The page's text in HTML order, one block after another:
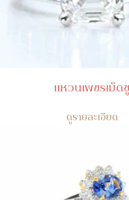
แหวนเพชรเม็ดชู
ดูรายละเอียด